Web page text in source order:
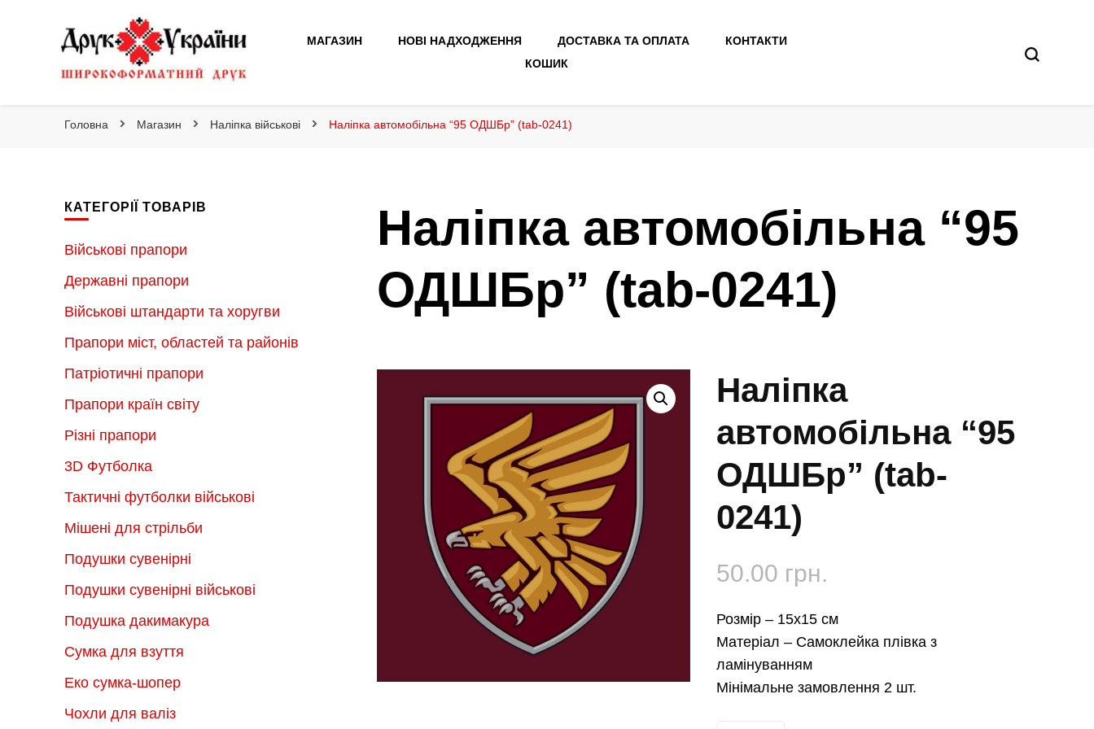
Друк України
МАГАЗИН НОВІ НАДХОДЖЕННЯ ДОСТАВКА ТА ОПЛАТА
КОНТАКТИ
КОШИК
Головна Магазин Наліпка військові Наліпка автомобільна “95 ОДШБр” (tab-0241)
Наліпка автомобільна “95
ОДШБр” (tab-0241)
Наліпка
автомобільна “95
ОДШБр” (tab-
0241)
50.00 грн.
Розмір – 15х15 см
Матеріал – Самоклейка плівка з
ламінуванням
Мінімальне замовлення 2 шт.
КАТЕГОРІЇ ТОВАРІВ
Військові прапори
Державні прапори
Військові штандарти та хоругви
Прапори міст, областей та районів
Патріотичні прапори
Прапори країн світу
Різні прапори
3D Футболка
Тактичні футболки військові
Мішені для стрільби
Подушки сувенірні
Подушки сувенірні військові
Подушка дакимакура
Сумка для взуття
Еко сумка-шопер
Чохли для валіз